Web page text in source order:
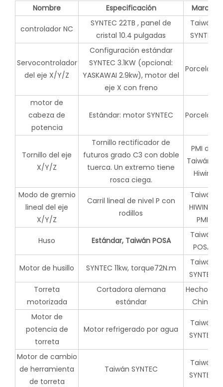
Nombre
Especificación Marca
controlador NC
SYNTEC 22TB , panel de
cristal 10.4 pulgadas
Taiwán
SYNTEC
Servocontrolador
del eje X/Y/Z
Configuración estándar
SYNTEC 3.1KW (opcional:
YASKAWAI 2.9kw), motor del
eje X con freno
Porcelana
motor de
cabeza de
potencia
Estándar: motor SYNTEC Porcelana
Tornillo del eje
X/Y/Z
Tornillo rectificador de
futuros grado C3 con doble
tuerca. Un extremo tiene
rosca ciega.
PMI de
Taiwán o
Hiwin
Modo de gremio
lineal del eje
X/Y/Z
Carril lineal de nivel P con
rodillos
Taiwán
HIWIN O
PMI
Huso Estándar, Taiwán POSA
Taiwán
POSA
Motor de husillo SYNTEC 11kw, torque72N.m
Taiwán
SYNTEC
Torreta
motorizada
Cortadora alemana
estándar
Hecho en
China
Motor de
potencia de
torreta
Motor refrigerado por agua
Taiwán
SYNTEC
Motor de cambio
de herramienta
de torreta
Taiwán SYNTEC
Taiwán
SYNTEC